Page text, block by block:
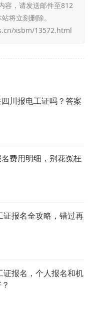
容，请发送邮件至812
将立刻删除。
xsbm/13572.html
川报电工证吗？答案
费用明细，别花冤枉
证报名全攻略，错过再
证报名，个人报名和机